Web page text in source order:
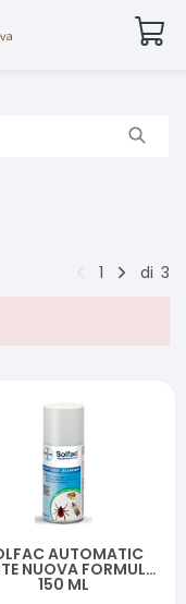
1 di 3
AUTOMATIC
NUOVA FORMULA
150 ML